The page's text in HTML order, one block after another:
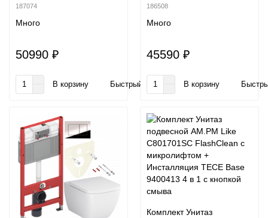
187074
Много
50990 ₽
В корзину Быстрый заказ
186508
Много
45590 ₽
В корзину
Комплект Унитаз